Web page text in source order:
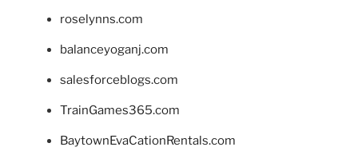
roselynns.com
balanceyoganj.com
salesforceblogs.com
TrainGames365.com
BaytownEvaCationRentals.com